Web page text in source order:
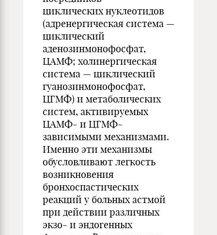
циклических нуклеотидов
(адренергическая система —
циклический
аденозинмонофосфат,
ЦАМФ; холинергическая
система — циклический
гуанозинмонофосфат,
ЦГМФ) и метаболических
систем, активируемых
ЦАМФ- и ЦГМФ-
зависимыми механизмами.
Именно эти механизмы
обусловливают легкость
возникновения
бронхоспастических
реакций у больных астмой
при действии различных
экзо- и эндогенных